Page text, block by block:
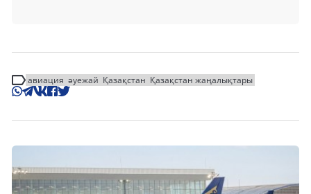
авиация әуежай Қазақстан Қазақстан жаңалықтары